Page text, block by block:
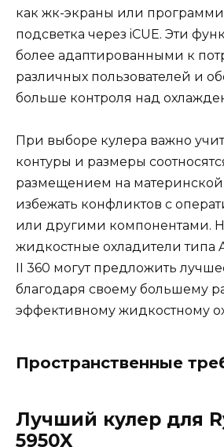
как жк-экраны или
подсветка через iCUE. Эти
более адаптированными к
различных пользователей и
больше контроля над
При выборе кулера важно
контуры и размеры
размещением на материнской
избежать конфликтов с
или другими компонентами.
жидкостные охладители типа
II 360 могут предложить
благодаря своему большему
эффективному жидкостному
Пространственные
Лучший кулер для
5950X